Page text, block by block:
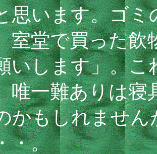
思います。ゴミ
室堂で買った飲
いします」。
唯一難ありは寝
かもしれませ
・。